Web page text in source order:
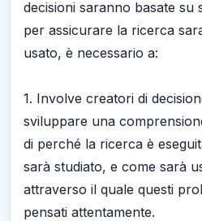
decisioni saranno basate su
per assicurare la ricerca
usato, è necessario a:
1. Involve creatori di
sviluppare una
di perché la ricerca è
sarà studiato, e come sarà
attraverso il quale questi
pensati attentamente.